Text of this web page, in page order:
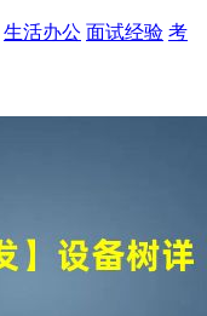
生活办公 面试经验 考